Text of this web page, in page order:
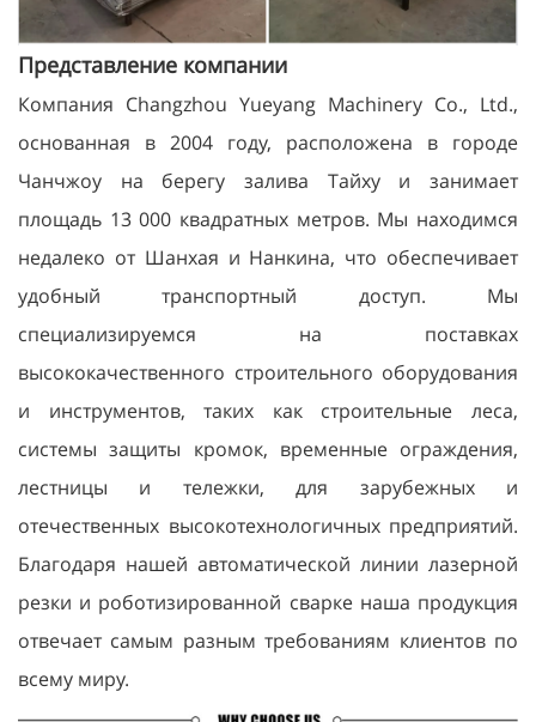
Представление компании
Компания Changzhou Yueyang Machinery Co., Ltd.,
основанная в 2004 году, расположена в городе
Чанчжоу на берегу залива Тайху и занимает
площадь 13 000 квадратных метров. Мы находимся
недалеко от Шанхая и Нанкина, что обеспечивает
удобный транспортный доступ. Мы
специализируемся на поставках
высококачественного строительного оборудования
и инструментов, таких как строительные леса,
системы защиты кромок, временные ограждения,
лестницы и тележки, для зарубежных и
отечественных высокотехнологичных предприятий.
Благодаря нашей автоматической линии лазерной
резки и роботизированной сварке наша продукция
отвечает самым разным требованиям клиентов по
всему миру.